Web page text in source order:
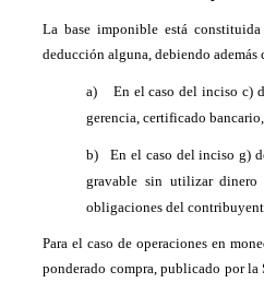
La base imponible está
deducción alguna, debiendo además
a)
En el caso del inciso c)
gerencia, certificado
b)
En el caso del inciso g)
gravable sin utilizar
obligaciones del
Para el caso de operaciones en
ponderado compra, publicado por la